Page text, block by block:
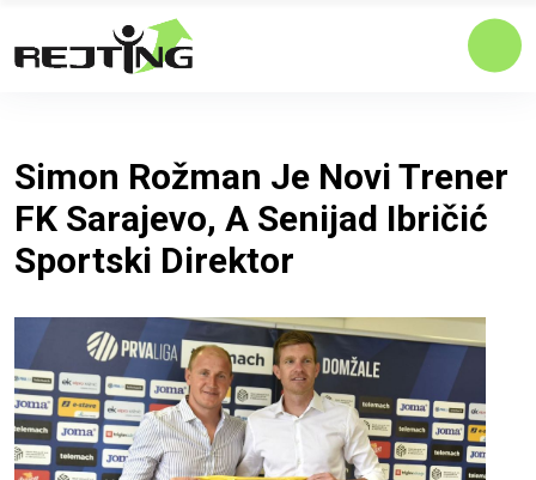
Simon Rožman Je Novi Trener
FK Sarajevo, A Senijad Ibričić
Sportski Direktor